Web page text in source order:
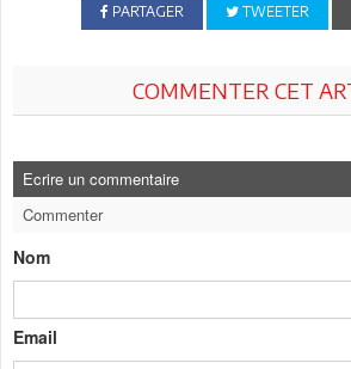
PARTAGER TWEETER
COMMENTER CET
Ecrire un commentaire
Commenter
Nom
Email